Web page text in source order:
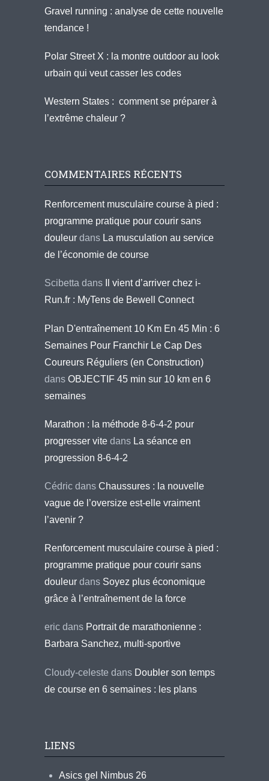
Gravel running : analyse de cette nouvelle
tendance !
Polar Street X : la montre outdoor au look
urbain qui veut casser les codes
Western States : comment se préparer à
l’extrême chaleur ?
COMMENTAIRES RÉCENTS
Renforcement musculaire course à pied :
programme pratique pour courir sans
douleur dans La musculation au service
de l’économie de course
Scibetta dans
Il vient d’arriver chez i-
Run.fr : MyTens de Bewell Connect
Plan D'entraînement 10 Km En 45 Min : 6
Semaines Pour Franchir Le Cap Des
Coureurs Réguliers (en Construction)
dans OBJECTIF 45 min sur 10 km en 6
semaines
Marathon : la méthode 8-6-4-2 pour
progresser vite dans La séance en
progression 8-6-4-2
Cédric dans Chaussures : la nouvelle
vague de l’oversize est-elle vraiment
l’avenir ?
Renforcement musculaire course à pied :
programme pratique pour courir sans
douleur dans Soyez plus économique
grâce à l’entraînement de la force
eric dans Portrait de marathonienne :
Barbara Sanchez, multi-sportive
Cloudy-celeste dans Doubler son temps
de course en 6 semaines : les plans
LIENS
Asics gel Nimbus 26